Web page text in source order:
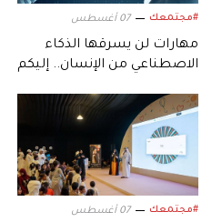
#مجتمعك 07 أغسطس
مهارات لن يسرقها الذكاء
الاصطناعي من الإنسان.. إليكم
#مجتمعك 07 أغسطس